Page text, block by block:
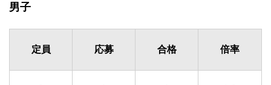
男子
定員 応募 合格 倍率